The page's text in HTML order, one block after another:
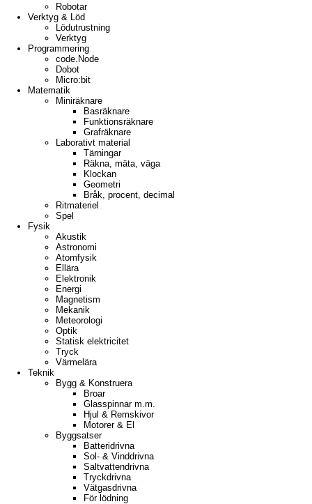
Robotar
Verktyg & Löd
Lödutrustning
Verktyg
Programmering
code.Node
Dobot
Micro:bit
Matematik
Miniräknare
Basräknare
Funktionsräknare
Grafräknare
Laborativt material
Tärningar
Räkna, mäta, väga
Klockan
Geometri
Bråk, procent, decimal
Ritmateriel
Spel
Fysik
Akustik
Astronomi
Atomfysik
Ellära
Elektronik
Energi
Magnetism
Mekanik
Meteorologi
Optik
Statisk elektricitet
Tryck
Värmelära
Teknik
Bygg & Konstruera
Broar
Glasspinnar m.m.
Hjul & Remskivor
Motorer & El
Byggsatser
Batteridrivna
Sol- & Vinddrivna
Saltvattendrivna
Tryckdrivna
Vätgasdrivna
För lödning